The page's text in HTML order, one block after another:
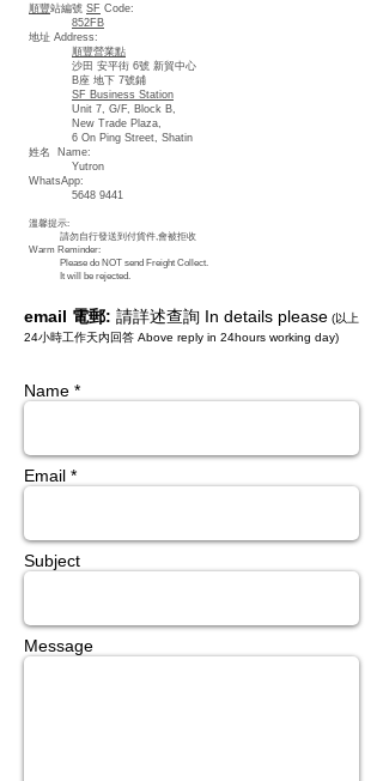
順豐站編號 SF Code:
852FB
地址 Address:
順豐營業點
沙田 安平街 6號 新貿中心
B座 地下 7號鋪
SF Business Station
Unit 7, G/F, Block B,
New Trade Plaza,
6 On Ping Street, Shatin
姓名 Name:
Yutron
WhatsApp:
5648 9441
溫馨提示:
請勿自行發送到付貨件,會被拒收
Warm Reminder:
Please do NOT send Freight Collect.
It will be rejected.
email 電郵: 請詳述查詢 In details please (以上
24小時工作天內回答 Above reply in 24hours working day)
Name *
Email *
Subject
Message